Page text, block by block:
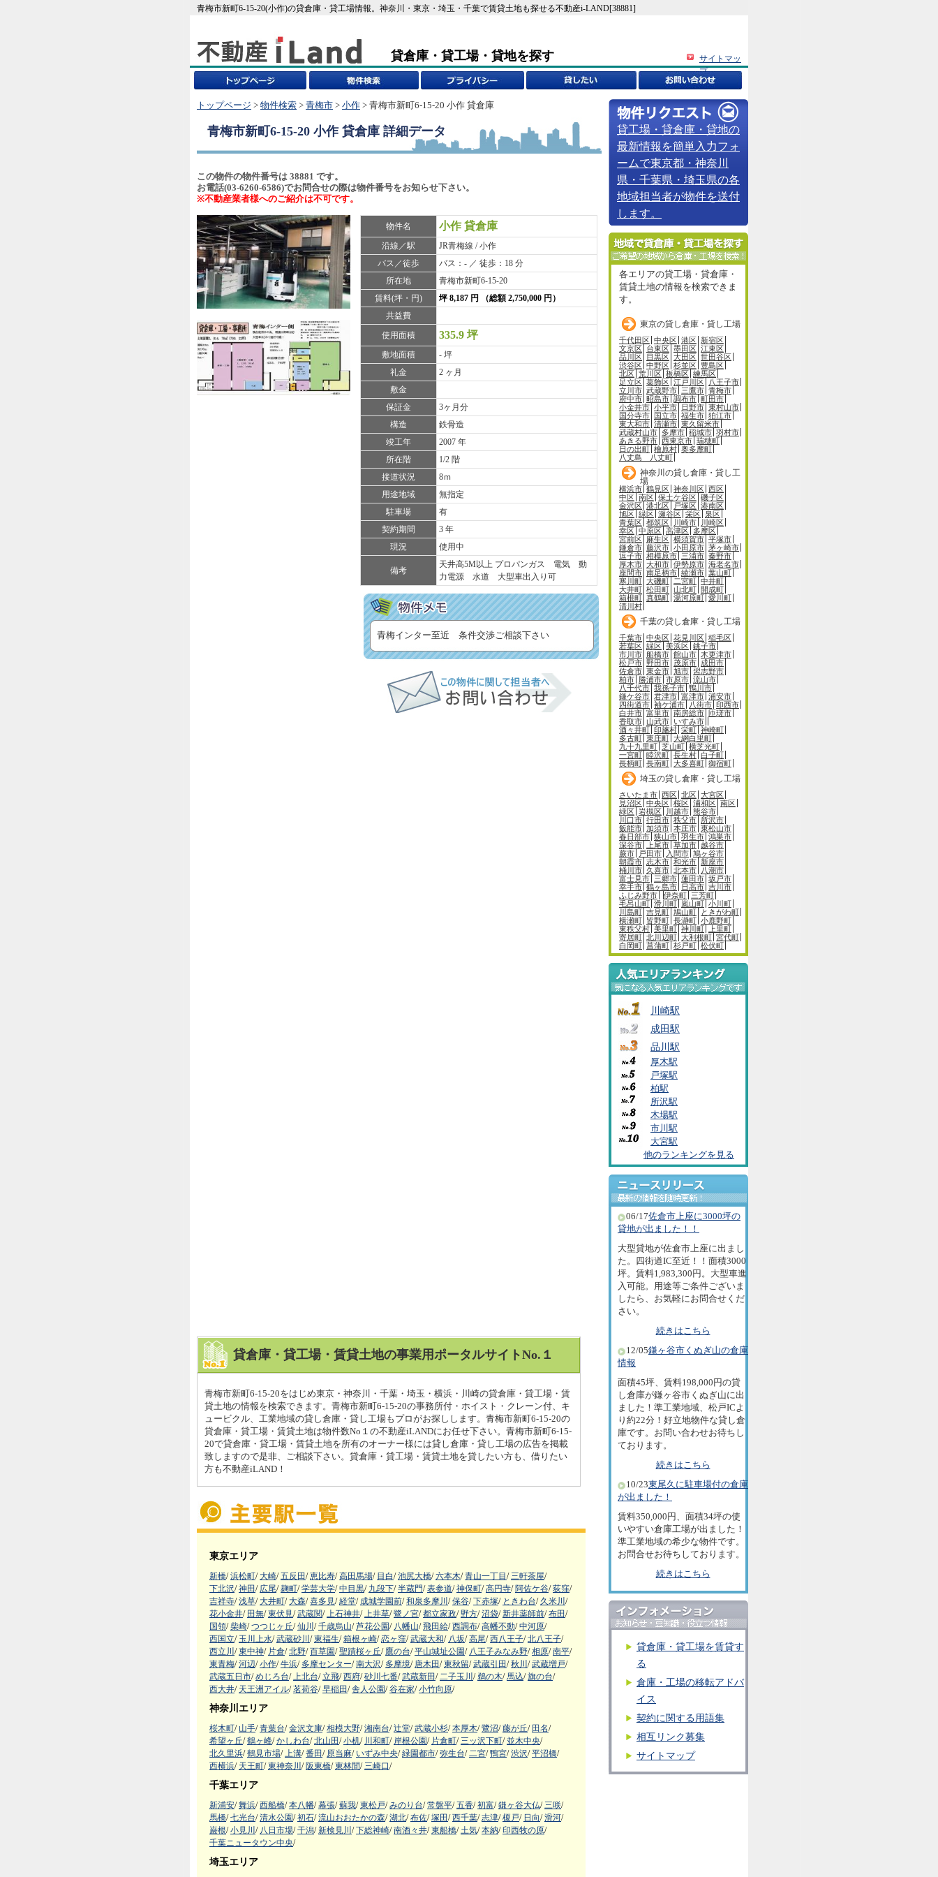
青梅市新町6-15-20(小作)の貸倉庫・貸工場情報。神奈川・東京・埼玉・千葉で賃貸土地も探せる不動産i-LAND[38881]
貸倉庫・貸工場・貸地を探す
サイトマッ
プ
トップページ > 物件検索 > 青梅市 > 小作 > 青梅市新町6-15-20 小作 貸倉庫
青梅市新町6-15-20 小作 貸倉庫 詳細データ
この物件の物件番号は 38881 です。
お電話(03-6260-6586)でお問合せの際は物件番号をお知らせ下さい。
※不動産業者様へのご紹介は不可です。
物件名 小作 貸倉庫
沿線／駅
JR青梅線 / 小作
バス／徒歩
バス：- ／ 徒歩：18 分
所在地
青梅市新町6-15-20
賃料(坪・円)
坪 8,187 円 （総額 2,750,000 円）
共益費
使用面積
335.9 坪
敷地面積
- 坪
礼金
2 ヶ月
敷金
保証金
3ヶ月分
構造
鉄骨造
竣工年
2007 年
所在階
1/2 階
接道状況
8ｍ
用途地域
無指定
駐車場
有
契約期間
3 年
現況
使用中
備考
天井高5M以上 プロパンガス 電気 動
力電源 水道 大型車出入り可
青梅インター至近 条件交渉ご相談下さい
貸倉庫・貸工場・賃貸土地の事業用ポータルサイトNo.１
青梅市新町6-15-20をはじめ東京・神奈川・千葉・埼玉・横浜・川崎の貸倉庫・貸工場・賃
貸土地の情報を検索できます。青梅市新町6-15-20の事務所付・ホイスト・クレーン付、キ
ュービクル、工業地域の貸し倉庫・貸し工場もプロがお探しします。青梅市新町6-15-20の
貸倉庫・貸工場・賃貸土地は物件数No１の不動産iLANDにお任せ下さい。青梅市新町6-15-
20で貸倉庫・貸工場・賃貸土地を所有のオーナー様には貸し倉庫・貸し工場の広告を掲載
致しますので是非、ご相談下さい。貸倉庫・貸工場・賃貸土地を貸したい方も、借りたい
方も不動産iLAND！
東京エリア
新橋/ 浜松町/ 大崎/ 五反田/ 恵比寿/ 高田馬場/ 目白/ 池尻大橋/ 六本木/ 青山一丁目 / 三軒茶屋/
下北沢/ 神田/ 広尾/ 麹町/ 学芸大学/ 中目黒/ 九段下/ 半蔵門/ 表参道/ 神保町/ 高円寺/ 阿佐ケ谷/ 荻窪/
吉祥寺/ 浅草/ 大井町/ 大森/ 喜多見/ 経堂/ 成城学園前/ 和泉多摩川 / 保谷/ 下赤塚/ ときわ台/ 久米川 /
花小金井/ 田無/ 東伏見/ 武蔵関/ 上石神井/ 上井草/ 鷺ノ宮/ 都立家政/ 野方/ 沼袋/ 新井薬師前/ 布田/
国領/ 柴崎/ つつじヶ丘/ 仙川 / 千歳烏山/ 芦花公園/ 八幡山/ 飛田給/ 西調布/ 高幡不動/ 中河原/
西国立/ 玉川上水/ 武蔵砂川 / 東福生/ 箱根ヶ崎/ 恋ヶ窪/ 武蔵大和/ 八坂/ 高尾/ 西八王子/ 北八王子/
西立川 / 東中神/ 片倉/ 北野/ 百草園/ 聖蹟桜ヶ丘/ 鷹の台/ 平山城址公園/ 八王子みなみ野/ 相原/ 南平/
東青梅/ 河辺/ 小作/ 牛浜/ 多摩センター/ 南大沢/ 多摩境/ 唐木田/ 東秋留/ 武蔵引田/ 秋川 / 武蔵増戸/
武蔵五日市/ めじろ台/ 上北台/ 立飛/ 西府/ 砂川七番/ 武蔵新田/ 二子玉川 / 鵜の木/ 馬込/ 旗の台/
西大井/ 天王洲アイル/ 茗荷谷/ 早稲田/ 舎人公園/ 谷在家/ 小竹向原/
神奈川エリア
桜木町/ 山手/ 青葉台/ 金沢文庫/ 相模大野/ 湘南台/ 辻堂/ 武蔵小杉/ 本厚木/ 鷺沼/ 藤が丘/ 田名/
希望ヶ丘/ 鶴ヶ峰/ かしわ台/ 北山田/ 小机/ 川和町/ 岸根公園/ 片倉町/ 三ッ沢下町/ 並木中央/
北久里浜/ 鶴見市場/ 上溝/ 番田/ 原当麻/ いずみ中央/ 緑園都市/ 弥生台/ 二宮/ 鴨宮/ 渋沢/ 平沼橋/
西横浜/ 天王町/ 東神奈川 / 阪東橋/ 東林間/ 三崎口/
千葉エリア
新浦安/ 舞浜/ 西船橋/ 本八幡/ 幕張/ 蘇我/ 東松戸/ みのり台/ 常盤平/ 五香/ 初富/ 鎌ヶ谷大仏/ 三咲/
馬橋/ 七光台/ 清水公園/ 初石/ 流山おおたかの森/ 湖北/ 布佐/ 塚田/ 西千葉/ 志津/ 榎戸/ 日向/ 滑河/
巌根/ 小見川 / 八日市場/ 干潟/ 新検見川 / 下総神崎/ 南酒々井/ 東船橋/ 土気/ 本納/ 印西牧の原/
千葉ニュータウン中央/
埼玉エリア
貸工場・貸倉庫・貸地の
最新情報を簡単入力フォ
ームで東京都・神奈川
県・千葉県・埼玉県の各
地域担当者が物件を送付
します。
各エリアの貸工場・貸倉庫・
賃貸土地の情報を検索できま
す。
東京の貸し倉庫・貸し工場
千代田区 中央区 港区 新宿区
文京区 台東区 墨田区 江東区
品川区 目黒区 大田区 世田谷区
渋谷区 中野区 杉並区 豊島区
北区 荒川区 板橋区 練馬区
足立区 葛飾区 江戸川区
八王子市
立川市 武蔵野市 三鷹市 青梅市
府中市 昭島市 調布市 町田市
小金井市 小平市 日野市 東村山市
国分寺市
国立市 福生市 狛江市
東大和市 清瀬市 東久留米市
武蔵村山市 多摩市 稲城市 羽村市
あきる野市 西東京市 瑞穂町
日の出町 檜原村 奥多摩町
八丈島 八丈町
神奈川の貸し倉庫・貸し工
場
横浜市 鶴見区 神奈川区 西区
中区 南区 保土ケ谷区 磯子区
金沢区 港北区 戸塚区 港南区
旭区 緑区 瀬谷区 栄区 泉区
青葉区 都筑区 川崎市
川崎区
幸区 中原区 高津区 多摩区
宮前区 麻生区 横須賀市 平塚市
鎌倉市 藤沢市 小田原市 茅ヶ崎市
逗子市 相模原市 三浦市 秦野市
厚木市 大和市 伊勢原市 海老名市
座間市 南足柄市 綾瀬市 葉山町
寒川町 大磯町 二宮町 中井町
大井町 松田町 山北町 開成町
箱根町 真鶴町 湯河原町 愛川町
清川村
千葉の貸し倉庫・貸し工場
千葉市 中央区 花見川区 稲毛区
若葉区 緑区 美浜区 銚子市
市川市 船橋市 館山市 木更津市
松戸市 野田市 茂原市 成田市
佐倉市 東金市 旭市 習志野市
柏市 勝浦市 市原市 流山市
八千代市 我孫子市 鴨川市
鎌ケ谷市 君津市 富津市 浦安市
四街道市 袖ケ浦市 八街市 印西市
白井市 富里市 南房総市 匝瑳市
香取市 山武市 いすみ市
酒々井町 印旛村 栄町 神崎町
多古町 東庄町 大網白里町
九十九里町 芝山町 横芝光町
一宮町 睦沢町 長生村 白子町
長柄町 長南町 大多喜町 御宿町
埼玉の貸し倉庫・貸し工場
さいたま市 西区 北区 大宮区
見沼区 中央区 桜区 浦和区 南区
緑区 岩槻区 川越市 熊谷市
川口市 行田市 秩父市 所沢市
飯能市 加須市 本庄市 東松山市
春日部市 狭山市 羽生市 鴻巣市
深谷市
上尾市 草加市 越谷市
蕨市
戸田市 入間市 鳩ヶ谷市
朝霞市 志木市 和光市 新座市
桶川市 久喜市 北本市
八潮市
富士見市 三郷市 蓮田市 坂戸市
幸手市 鶴ヶ島市 日高市 吉川市
ふじみ野市
伊奈町 三芳町
毛呂山町 滑川町 嵐山町 小川町
川島町 吉見町 鳩山町
ときがわ町
横瀬町 皆野町 長瀞町 小鹿野町
東秩父村 美里町 神川町
上里町
寄居町 北川辺町 大利根町 宮代町
白岡町 菖蒲町 杉戸町 松伏町
川崎駅
成田駅
品川駅
厚木駅
戸塚駅
柏駅
所沢駅
木場駅
市川駅
大宮駅
他のランキングを見る
06/17佐倉市上座に3000坪の
貸地が出ました！！
大型貸地が佐倉市上座に出まし
た。四街道IC至近！！面積3000
坪。賃料1,983,300円。大型車進
入可能。用途等ご条件ございま
したら、お気軽にお問合せくだ
さい。
続きはこちら
12/05鎌ヶ谷市くぬぎ山の倉庫
情報
面積45坪、賃料198,000円の貸
し倉庫が鎌ヶ谷市くぬぎ山に出
ました！準工業地域、松戸ICよ
り約22分！好立地物件な貸し倉
庫です。お問い合わせお待ちし
ております。
続きはこちら
10/23東尾久に駐車場付の倉庫
が出ました！
賃料350,000円、面積34坪の使
いやすい倉庫工場が出ました！
準工業地域の希少な物件です。
お問合せお待ちしております。
続きはこちら
貸倉庫・貸工場を賃貸す
る
倉庫・工場の移転アドバ
イス
契約に関する用語集
相互リンク募集
サイトマップ